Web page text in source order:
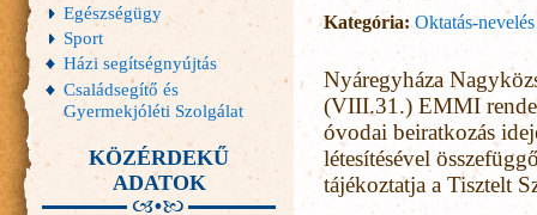
Kategória:Oktatás-nevelés
Nyáregyháza
(VIII.31.) EMMI
óvodai beiratkozás
létesítésével
tájékoztatja a Tisztelt
Egészségügy
Sport
Házi segítségnyújtás
Családsegítő és
Gyermekjóléti Szolgálat
KÖZÉRDEKŰ
ADATOK